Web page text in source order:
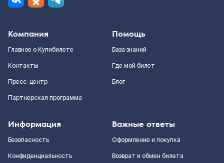
Компания
Главное о Купибилете
Контакты
Пресс-центр
Партнерская программа
Помощь
База знаний
Где мой билет
Блог
Информация
Безопасность
Конфиденциальность
Важные ответы
Оформление и покупка
Возврат и обмен билета